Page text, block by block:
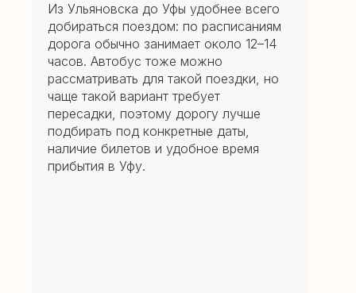
Из Ульяновска до Уфы удобнее всего
добираться поездом: по расписаниям
дорога обычно занимает около 12–14
часов. Автобус тоже можно
рассматривать для такой поездки, но
чаще такой вариант требует
пересадки, поэтому дорогу лучше
подбирать под конкретные даты,
наличие билетов и удобное время
прибытия в Уфу.